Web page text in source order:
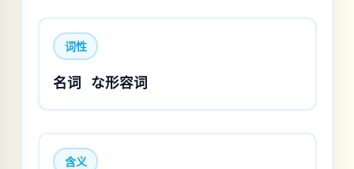
词性
名词 な形容词
含义